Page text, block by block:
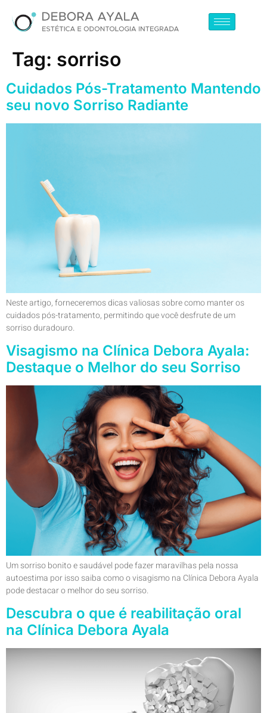
Tag: sorriso
Cuidados Pós-Tratamento Mantendo
seu novo Sorriso Radiante
Neste artigo, forneceremos dicas valiosas sobre como manter os
cuidados pós-tratamento, permitindo que você desfrute de um
sorriso duradouro.
Visagismo na Clínica Debora Ayala:
Destaque o Melhor do seu Sorriso
Um sorriso bonito e saudável pode fazer maravilhas pela nossa
autoestima por isso saiba como o visagismo na Clínica Debora Ayala
pode destacar o melhor do seu sorriso.
Descubra o que é reabilitação oral
na Clínica Debora Ayala